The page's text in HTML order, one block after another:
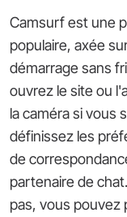
Camsurf est une
populaire, axée
démarrage sans
ouvrez le site ou
la caméra si vous
définissez les
de
partenaire de
pas, vous pouvez